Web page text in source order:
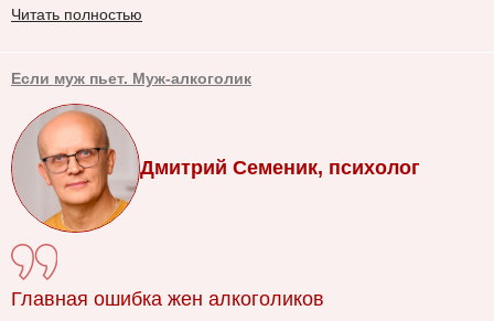
Читать полностью
Если муж пьет. Муж-алкоголик
Дмитрий Семеник, психолог
Главная ошибка жен алкоголиков